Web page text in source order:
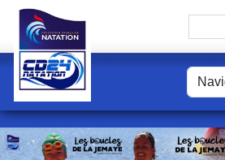
Panneau de gestion des cookies